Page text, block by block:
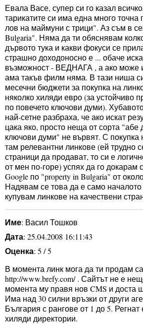
Евала Васе, супер си го казал
тарикатите си има една много точна
лов на маймуни с трици". Аз съм в
Bulgaria". Няма да ти обяснявам
дървото тука и какви фокуси се
страшно доходоносно е ... обаче
възможност - ВЕДНАГА , а ако може
ама такъв филм няма. В тази ниша
месечни бюджети за покупка на
няколко хиляди евро (за устойчиво
по повечето ключови думи).
най-сетне разбраха, че ако искат
цака яко, просто неща от сорта "абе
ключови думи" не вървят. С покупка
там релевантни линкове (ей трудно
страници да продават, то си е
от мен по-горе) успях да го докарам
Google по "property in Bulgaria" от
Надявам се това да е само
купувам линкове на качествени
Име: Васил Тошков
Дата: 25.04.2008 16:11:43
Оценка: 5 / 5
В момента линк мога да ти продам
http://www.brefy.com/ . Сайтът не е
момента му правя нов CMS и доста
Има над 30 силни връзки от други
България с рангове от 1 до 5. Регнат
хиляди директории.